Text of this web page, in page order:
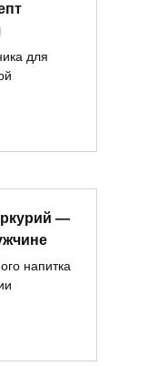
для
—
напитка